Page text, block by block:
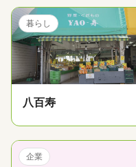
暮らし
八百寿
企業